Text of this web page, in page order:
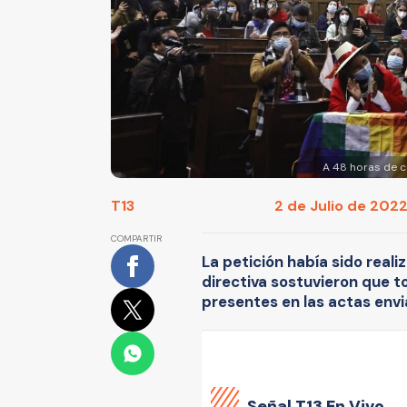
A 48 horas de
T13 2 de Julio de
COMPARTIR
La petición había sido
directiva sostuvieron que
presentes en las actas